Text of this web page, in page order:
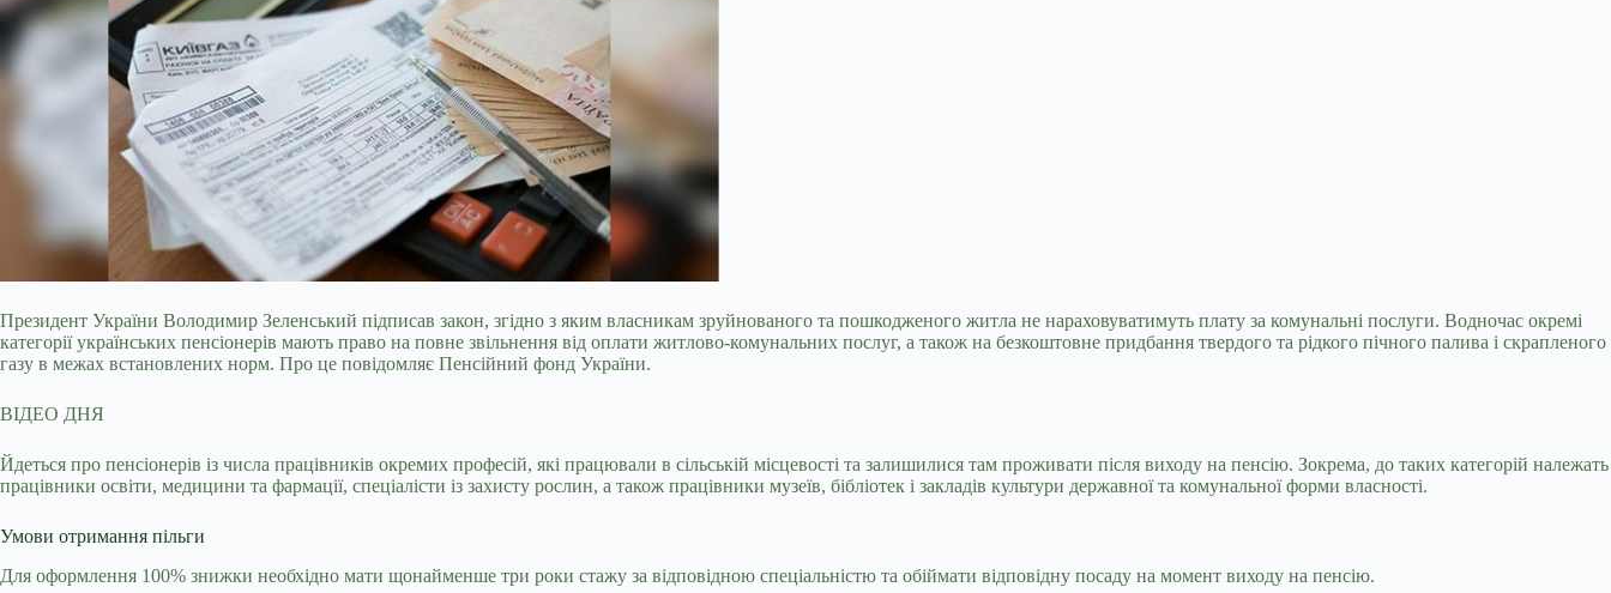
Президент України Володимир Зеленський підписав закон, згідно з яким власникам зруйнованого та пошкодженого житла не нараховуватимуть плату за комунальні послуги. Водночас окремі
категорії українських пенсіонерів мають право на повне звільнення від оплати житлово-комунальних послуг, а також на безкоштовне придбання твердого та рідкого пічного палива і скрапленого
газу в межах встановлених норм. Про це повідомляє Пенсійний фонд України.
ВІДЕО ДНЯ
Йдеться про пенсіонерів із числа працівників окремих професій, які працювали в сільській місцевості та залишилися там проживати після виходу на пенсію. Зокрема, до таких категорій належать
працівники освіти, медицини та фармації, спеціалісти із захисту рослин, а також працівники музеїв, бібліотек і закладів культури державної та комунальної форми власності.
Умови отримання пільги
Для оформлення 100% знижки необхідно мати щонайменше три роки стажу за відповідною спеціальністю та обіймати відповідну посаду на момент виходу на пенсію.